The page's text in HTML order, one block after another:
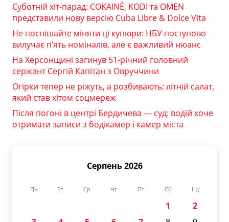
Суботній хіт-парад: COKAINÉ, KODI та OMEN
представили нову версію Cuba Libre & Dolce Vita
Не поспішайте міняти ці купюри: НБУ поступово
вилучає п’ять номіналів, але є важливий нюанс
На Херсонщині загинув 51-річний головний
сержант Сергій Капітан з Овруччини
Огірки тепер не ріжуть, а розбивають: літній салат,
який став хітом соцмереж
Після погоні в центрі Бердичева — суд: водій хоче
отримати записи з бодікамер і камер міста
Серпень 2026
Пн Вт Ср Чт Пт Сб Нд
1
2